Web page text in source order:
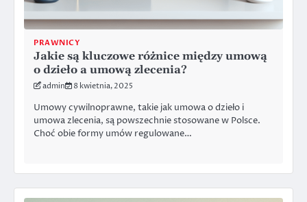
PRAWNICY
Jakie są kluczowe różnice między umową
o dzieło a umową zlecenia?
admin 8 kwietnia, 2025
Umowy cywilnoprawne, takie jak umowa o dzieło i
umowa zlecenia, są powszechnie stosowane w Polsce.
Choć obie formy umów regulowane…